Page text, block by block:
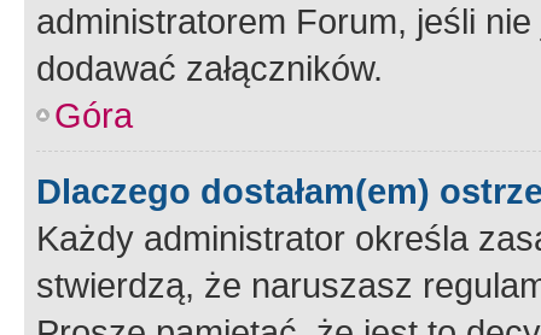
administratorem Forum, jeśli
dodawać załączników.
Góra
Dlaczego dostałam(em)
Każdy administrator określa
stwierdzą, że naruszasz